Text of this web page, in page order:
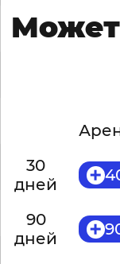
Может
30
дней
90
дней